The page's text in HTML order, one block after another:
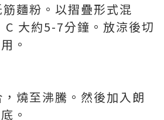
麵粉。以摺疊形式混
大約5-7分鐘。放涼後切
。
燒至沸騰。然後加入朗
。